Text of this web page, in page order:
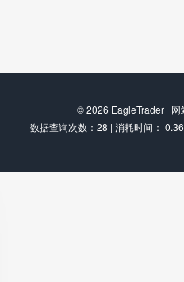
© 2026 EagleTrader
网
数据查询次数：28 | 消耗时间：